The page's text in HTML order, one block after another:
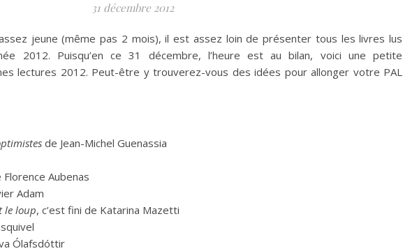
31 décembre 2012
jeune (même pas 2 mois), il est assez loin de présenter tous les livres lus
2012. Puisqu’en ce 31 décembre, l’heure est au bilan, voici une petite
lectures 2012. Peut-être y trouverez-vous des idées pour allonger votre PAL
de Jean-Michel Guenassia
Florence Aubenas
Adam
le loup, c’est fini de Katarina Mazetti
Ólafsdóttir